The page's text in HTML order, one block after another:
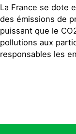
La France se dote
des émissions de
puissant que le
pollutions aux
responsables les